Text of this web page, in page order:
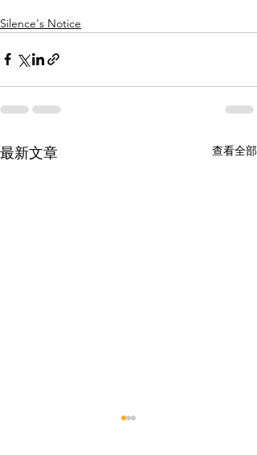
Silence's Notice
最新文章 查看全部